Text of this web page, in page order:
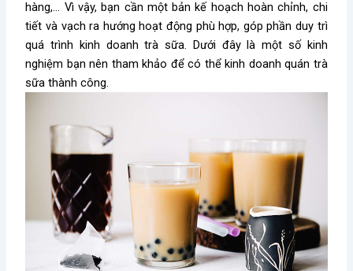
hàng,… Vì vậy, bạn cần một bản kế hoạch hoàn chỉnh, chi
tiết và vạch ra hướng hoạt động phù hợp, góp phần duy trì
quá trình kinh doanh trà sữa. Dưới đây là một số kinh
nghiệm bạn nên tham khảo để có thể kinh doanh quán trà
sữa thành công.